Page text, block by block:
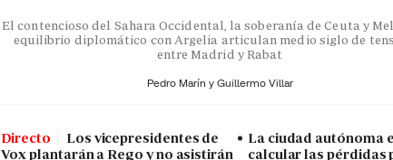
El contencioso del Sahara Occidental, la soberanía de Ceuta y
equilibrio diplomático con Argelia articulan medio siglo de
entre Madrid y Rabat
Pedro Marín y Guillermo Villar
Directo
Los vicepresidentes de
Vox plantarán a Rego y no asistirán
La ciudad autónoma
calcular las pérdidas